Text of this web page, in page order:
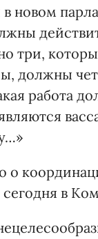
новом
три,
должны
работа
о
в